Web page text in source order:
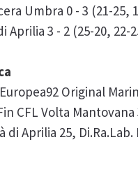
Umbra 0 - 3 (21-25,
3 - 2 (25-20, 22-
Original
CFL Volta Mantovana
Aprilia 25,